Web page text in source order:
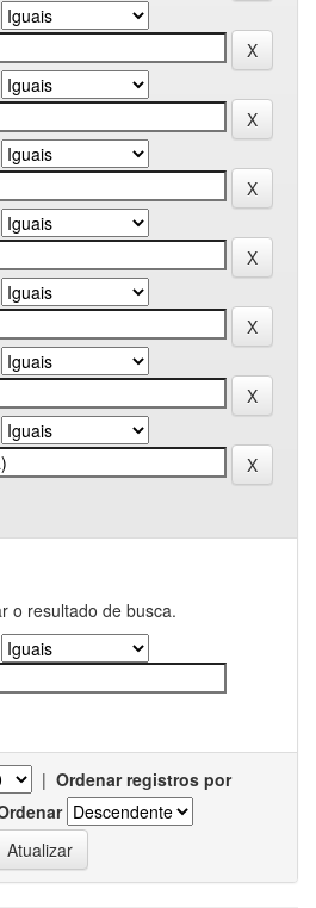
o resultado de busca.
| Ordenar registros por